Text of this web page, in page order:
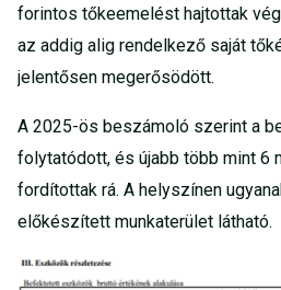
forintos tőkeemelést hajtottak
az addig alig rendelkező saját
jelentősen megerősödött.
A 2025-ös beszámoló szerint a
folytatódott, és újabb több mint 6
fordítottak rá. A helyszínen
előkészített munkaterület látható.